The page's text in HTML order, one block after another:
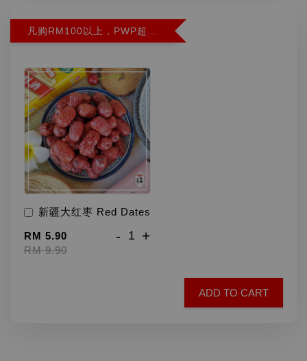
新疆大红枣 Red Dates
RM 5.90
RM 9.90
- +
ADD TO CART